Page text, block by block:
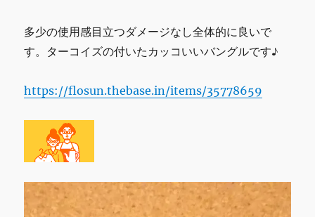
多少の使用感目立つダメージなし全体的に良いで
す。ターコイズの付いたカッコいいバングルです♪
https://flosun.thebase.in/items/35778659